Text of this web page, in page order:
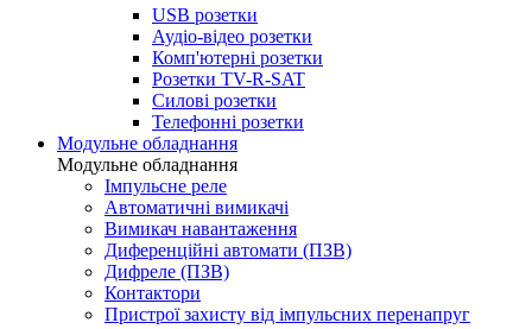
USB розетки
Аудіо-відео розетки
Комп'ютерні розетки
Розетки TV-R-SAT
Силові розетки
Телефонні розетки
Модульне обладнання
Модульне обладнання
Імпульсне реле
Автоматичні вимикачі
Вимикач навантаження
Диференційні автомати (ПЗВ)
Дифреле (ПЗВ)
Контактори
Пристрої захисту від імпульсних перенапруг